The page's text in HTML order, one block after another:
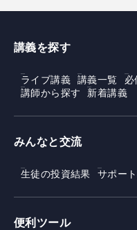
講義を探す
ライブ講義 講義一覧 必
講師から探す
新着講義
みんなと交流
生徒の投資結果 サポー
便利ツール